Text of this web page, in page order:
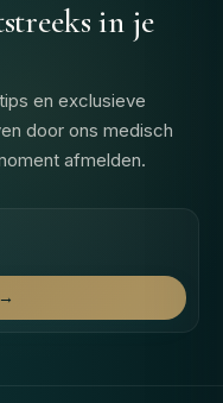
in je
en exclusieve
door ons medisch
afmelden.